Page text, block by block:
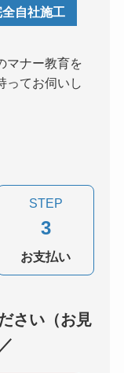
自社施工
マナー教育を
ってお伺いし
STEP
3
お支払い
さい（お見